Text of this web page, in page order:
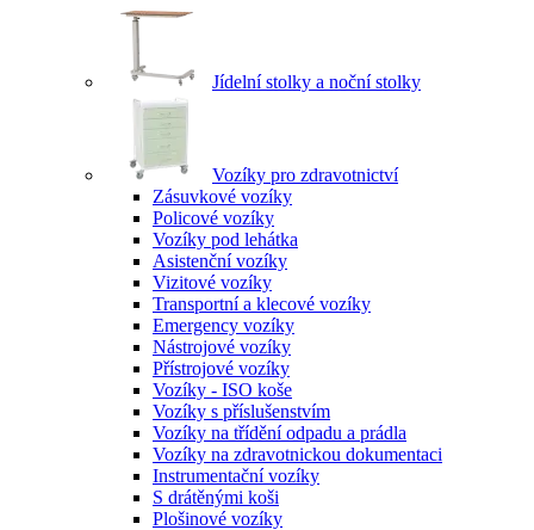
Jídelní stolky a noční stolky
Vozíky pro zdravotnictví
Zásuvkové vozíky
Policové vozíky
Vozíky pod lehátka
Asistenční vozíky
Vizitové vozíky
Transportní a klecové vozíky
Emergency vozíky
Nástrojové vozíky
Přístrojové vozíky
Vozíky - ISO koše
Vozíky s příslušenstvím
Vozíky na třídění odpadu a prádla
Vozíky na zdravotnickou dokumentaci
Instrumentační vozíky
S drátěnými koši
Plošinové vozíky